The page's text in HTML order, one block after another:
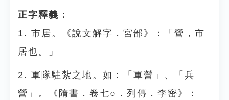
正字釋義：
1. 市居。《說文解字．宮部》：「營，市
居也。」
2. 軍隊駐紮之地。如：「軍營」、「兵
營」。《隋書．卷七○．列傳．李密》：